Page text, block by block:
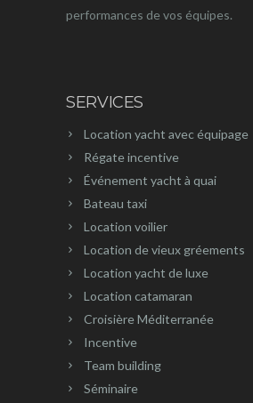
performances de vos équipes.
SERVICES
Location yacht avec équipage
Régate incentive
Événement yacht à quai
Bateau taxi
Location voilier
Location de vieux gréements
Location yacht de luxe
Location catamaran
Croisière Méditerranée
Incentive
Team building
Séminaire